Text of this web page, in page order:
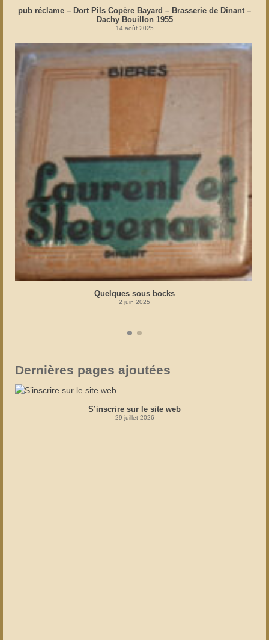
pub réclame – Dort Pils Copère Bayard – Brasserie de Dinant –
Dachy Bouillon 1955
14 août 2025
Quelques sous bocks
2 juin 2025
Dernières pages ajoutées
S’inscrire sur le site web
29 juillet 2026